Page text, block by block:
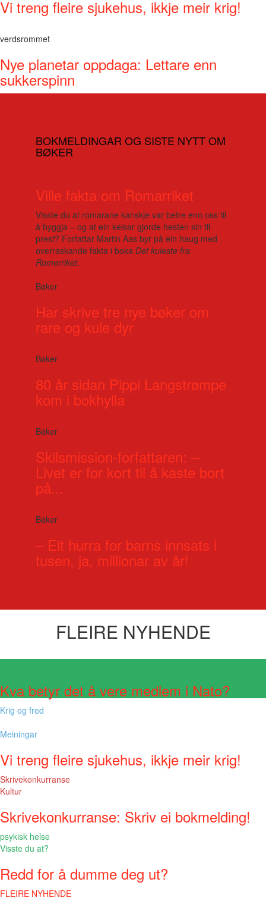
Vi treng fleire sjukehus, ikkje meir krig!
verdsrommet
Nye planetar oppdaga: Lettare enn
sukkerspinn
BOKMELDINGAR OG SISTE NYTT OM
BØKER
Ville fakta om Romarriket
Visste du at romarane kanskje var betre enn oss til
å byggja – og at ein keisar gjorde hesten sin til
prest? Forfattar Martin Aas byr på ein haug med
overraskande fakta i boka Det kuleste fra
Romerriket.
Bøker
Har skrive tre nye bøker om
rare og kule dyr
Bøker
80 år sidan Pippi Langstrømpe
kom i bokhylla
Bøker
Skilsmission-forfattaren: –
Livet er for kort til å kaste bort
på...
Bøker
– Eit hurra for barns innsats i
tusen, ja, millionar av år!
FLEIRE NYHENDE
Kva betyr det å vere medlem i Nato?
Krig og fred
Meiningar
Vi treng fleire sjukehus, ikkje meir krig!
Skrivekonkurranse
Kultur
Skrivekonkurranse: Skriv ei bokmelding!
psykisk helse
Visste du at?
Redd for å dumme deg ut?
FLEIRE NYHENDE